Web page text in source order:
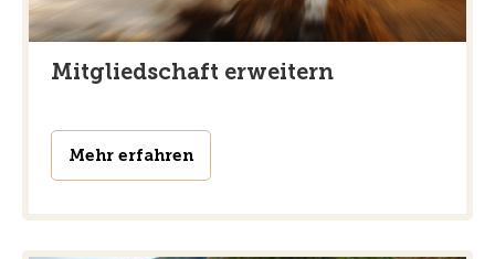
Mitgliedschaft erweitern
Mehr erfahren